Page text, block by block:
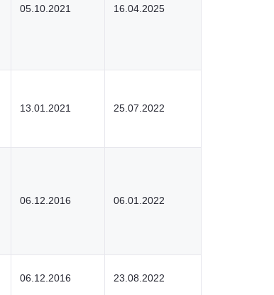
05.10.2021 16.04.2025
13.01.2021 25.07.2022
06.12.2016 06.01.2022
06.12.2016 23.08.2022